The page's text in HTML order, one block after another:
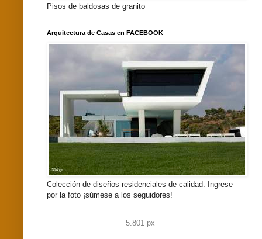
Pisos de baldosas de granito
Arquitectura de Casas en FACEBOOK
Colección de diseños residenciales de calidad. Ingrese
por la foto ¡súmese a los seguidores!
5.801 px